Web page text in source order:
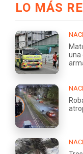
LO MÁS
una